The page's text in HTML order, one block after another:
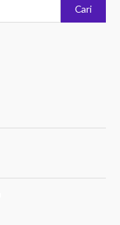
Cari